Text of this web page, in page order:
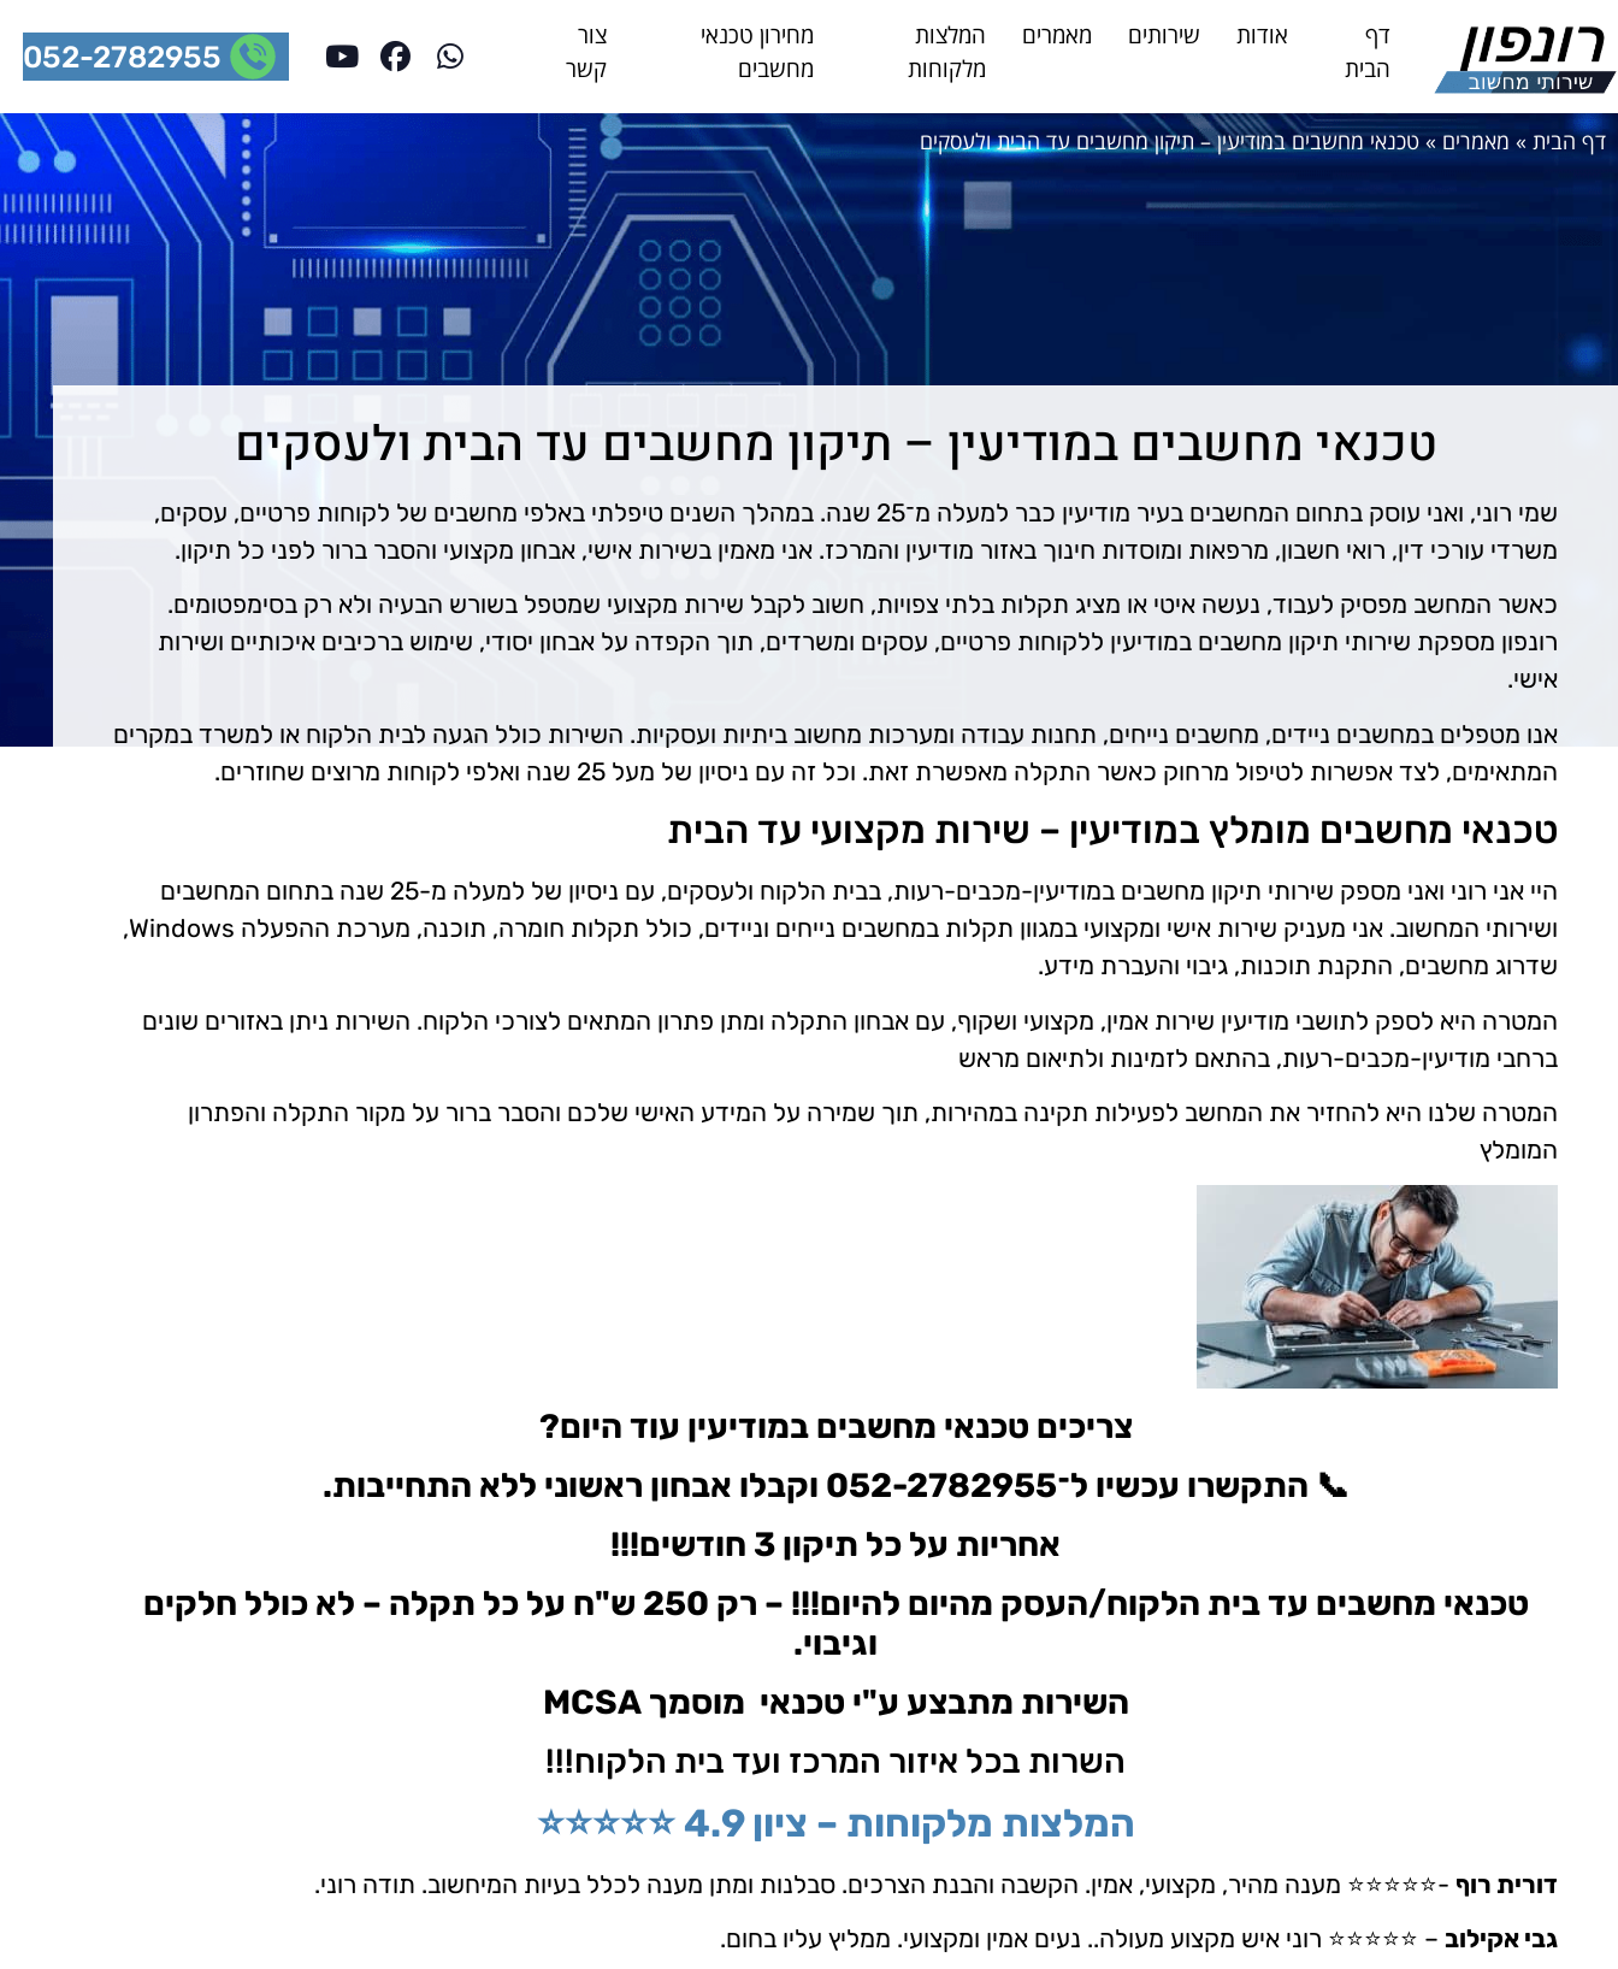
דף
הבית
אודות שירותים מאמרים
המלצות
מלקוחות
מחירון טכנאי
מחשבים
צור
קשר
052-2782955
דף הבית » מאמרים »טכנאי מחשבים במודיעין – תיקון מחשבים עד הבית ולעסקים
טכנאי מחשבים במודיעין – תיקון מחשבים עד הבית ולעסקים
שמי רוני, ואני עוסק בתחום המחשבים בעיר מודיעין כבר למעלה מ־25 שנה. במהלך השנים טיפלתי באלפי מחשבים של לקוחות פרטיים, עסקים,
משרדי עורכי דין, רואי חשבון, מרפאות ומוסדות חינוך באזור מודיעין והמרכז. אני מאמין בשירות אישי, אבחון מקצועי והסבר ברור לפני כל תיקון.
כאשר המחשב מפסיק לעבוד, נעשה איטי או מציג תקלות בלתי צפויות, חשוב לקבל שירות מקצועי שמטפל בשורש הבעיה ולא רק בסימפטומים.
רונפון מספקת שירותי תיקון מחשבים במודיעין ללקוחות פרטיים, עסקים ומשרדים, תוך הקפדה על אבחון יסודי, שימוש ברכיבים איכותיים ושירות
אישי.
אנו מטפלים במחשבים ניידים, מחשבים נייחים, תחנות עבודה ומערכות מחשוב ביתיות ועסקיות. השירות כולל הגעה לבית הלקוח או למשרד במקרים
המתאימים, לצד אפשרות לטיפול מרחוק כאשר התקלה מאפשרת זאת. וכל זה עם ניסיון של מעל 25 שנה ואלפי לקוחות מרוצים שחוזרים.
טכנאי מחשבים מומלץ במודיעין – שירות מקצועי עד הבית
היי אני רוני ואני מספק שירותי תיקון מחשבים במודיעין-מכבים-רעות, בבית הלקוח ולעסקים, עם ניסיון של למעלה מ-25 שנה בתחום המחשבים
ושירותי המחשוב. אני מעניק שירות אישי ומקצועי במגוון תקלות במחשבים נייחים וניידים, כולל תקלות חומרה, תוכנה, מערכת ההפעלה Windows,
שדרוג מחשבים, התקנת תוכנות, גיבוי והעברת מידע.
המטרה היא לספק לתושבי מודיעין שירות אמין, מקצועי ושקוף, עם אבחון התקלה ומתן פתרון המתאים לצורכי הלקוח. השירות ניתן באזורים שונים
ברחבי מודיעין-מכבים-רעות, בהתאם לזמינות ולתיאום מראש
המטרה שלנו היא להחזיר את המחשב לפעילות תקינה במהירות, תוך שמירה על המידע האישי שלכם והסבר ברור על מקור התקלה והפתרון
המומלץ
צריכים טכנאי מחשבים במודיעין עוד היום?
📞 התקשרו עכשיו ל־052-2782955 וקבלו אבחון ראשוני ללא התחייבות.
אחריות על כל תיקון 3 חודשים!!!
טכנאי מחשבים עד בית הלקוח/העסק מהיום להיום!!! –
רק 250 ש"ח על כל תקלה – לא כולל חלקים
וגיבוי.
השירות מתבצע ע"י טכנאי מוסמך MCSA
השרות בכל איזור המרכז ועד בית הלקוח!!!
המלצות מלקוחות – ציון 4.9 ⭐⭐⭐⭐⭐
דורית רוף -⭐⭐⭐⭐⭐ מענה מהיר, מקצועי, אמין. הקשבה והבנת הצרכים. סבלנות ומתן מענה לכלל בעיות המיחשוב. תודה רוני.
גבי אקילוב – ⭐⭐⭐⭐⭐ רוני איש מקצוע מעולה.. נעים אמין ומקצועי. ממליץ עליו בחום.